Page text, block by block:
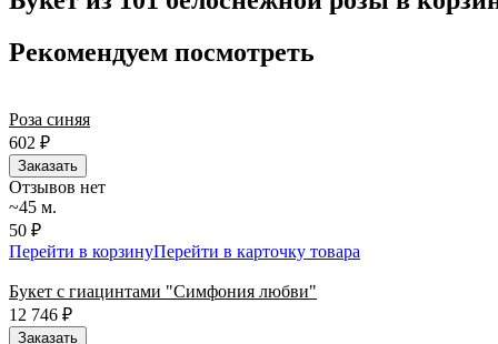
точность до минуты. Выбирайте, где купить и сколько стоит
Рекомендуем посмотреть
Роза синяя
602 ₽
Заказать
Отзывов нет
~45 м.
50 ₽
Перейти в корзинуПерейти в карточку товара
Букет с гиацинтами "Симфония любви"
12 746 ₽
Заказать